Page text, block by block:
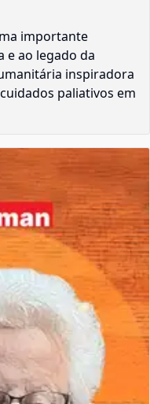
importante
e ao legado da
inspiradora
paliativos em